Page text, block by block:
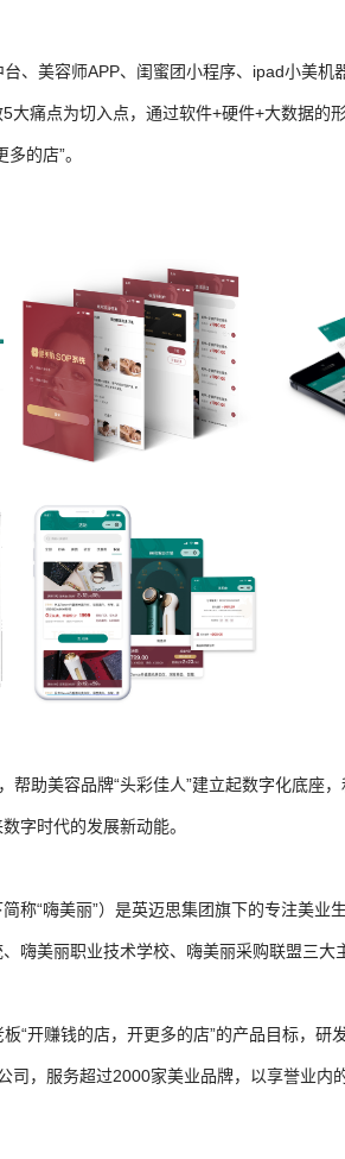
、美容师APP、闺蜜团小程序、ipad小美
大痛点为切入点，通过软件+硬件+大数据
的店”。
帮助美容品牌“头彩佳人”建立起数字化底
字时代的发展新动能。
称“嗨美丽”）是英迈思集团旗下的专注美
、嗨美丽职业技术学校、嗨美丽采购联盟三大
“开赚钱的店，开更多的店”的产品目标，
司，服务超过2000家美业品牌，以享誉业内